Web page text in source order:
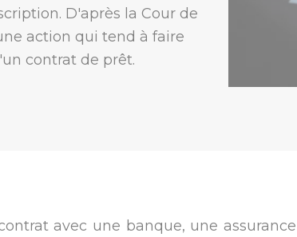
D'après la Cour de
action qui tend à faire
contrat de prêt.
avec une banque, une assurance